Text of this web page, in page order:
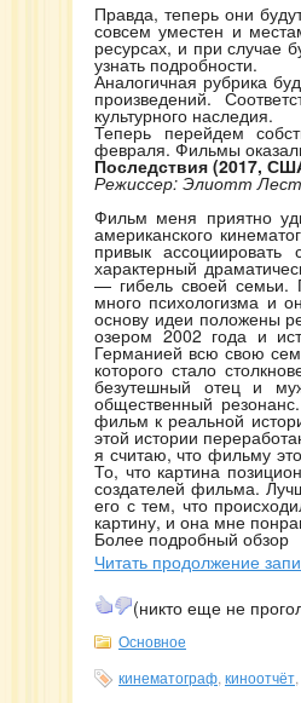
Правда, теперь они
совсем уместен и
ресурсах, и при случае
узнать подробности.
Аналогичная рубрика
произведений.
культурного наследия.
Теперь перейдем
февраля. Фильмы
Последствия (2017,
Режиссер: Элиотт
Фильм меня приятно
американского
привык
характерный
— гибель своей семьи.
много психологизма и
основу идеи положены
озером 2002 года и
Германией всю свою
которого стало
безутешный отец и
общественный
фильм к реальной
этой истории
я считаю, что фильму
То, что картина
создателей фильма.
его с тем, что
картину, и она мне
Более подробный обзор
Читать продолжение
(никто еще не
Основное
кинематограф киноотчёт